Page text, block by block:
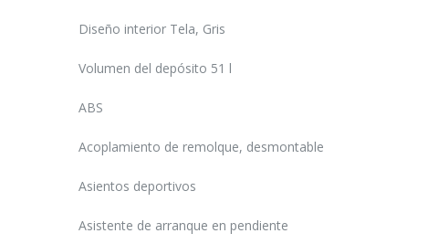
Diseño interior Tela, Gris
Volumen del depósito 51 l
ABS
Acoplamiento de remolque, desmontable
Asientos deportivos
Asistente de arranque en pendiente